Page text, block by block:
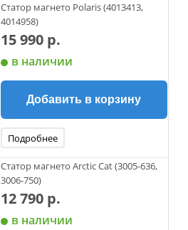
Статор магнето Polaris (4013413,
4014958)
15 990 р.
в наличии
Добавить в корзину
Подробнее
Статор магнето Arctic Cat (3005-636,
3006-750)
12 790 р.
в наличии